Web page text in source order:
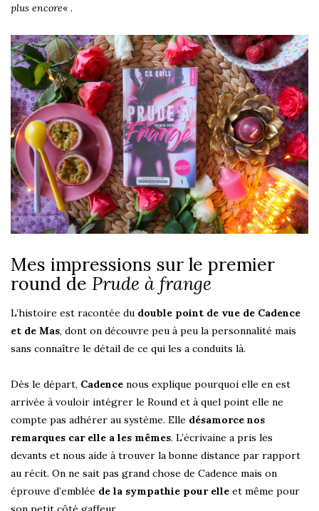
plus encore« .
Mes impressions sur le premier
round de Prude à frange
L’histoire est racontée du double point de vue de Cadence
et de Mas, dont on découvre peu à peu la personnalité mais
sans connaître le détail de ce qui les a conduits là.
Dès le départ, Cadence nous explique pourquoi elle en est
arrivée à vouloir intégrer le Round et à quel point elle ne
compte pas adhérer au système. Elle désamorce nos
remarques car elle a les mêmes. L’écrivaine a pris les
devants et nous aide à trouver la bonne distance par rapport
au récit. On ne sait pas grand chose de Cadence mais on
éprouve d’emblée de la sympathie pour elle et même pour